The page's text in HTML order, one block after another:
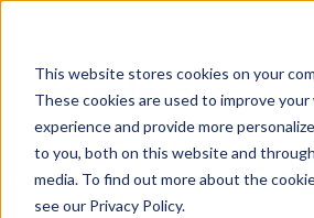
This website stores cookies on your
These cookies are used to improve
experience and provide more
to you, both on this website and
media. To find out more about the
see our Privacy Policy.